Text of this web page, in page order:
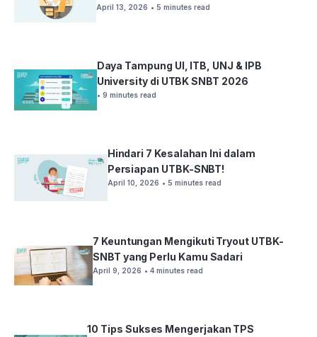
April 13, 2026 • 5 minutes read
Daya Tampung UI, ITB, UNJ & IPB
University di UTBK SNBT 2026
• 9 minutes read
Hindari 7 Kesalahan Ini dalam
Persiapan UTBK-SNBT!
April 10, 2026 • 5 minutes read
7 Keuntungan Mengikuti Tryout UTBK-
SNBT yang Perlu Kamu Sadari
April 9, 2026 • 4 minutes read
10 Tips Sukses Mengerjakan TPS